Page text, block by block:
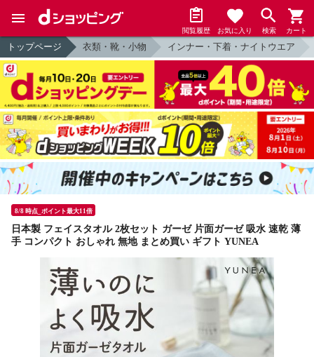
閲覧履歴 お気に入り 検索 カート
トップページ 衣類・靴・小物 インナー・下着・ナイトウエア
8/8 時点_ポイント最大11倍
日本製 フェイスタオル 2枚セット ガーゼ 片面ガーゼ 吸水 速乾 薄
手 コンパクト おしゃれ 無地 まとめ買い ギフト YUNEA